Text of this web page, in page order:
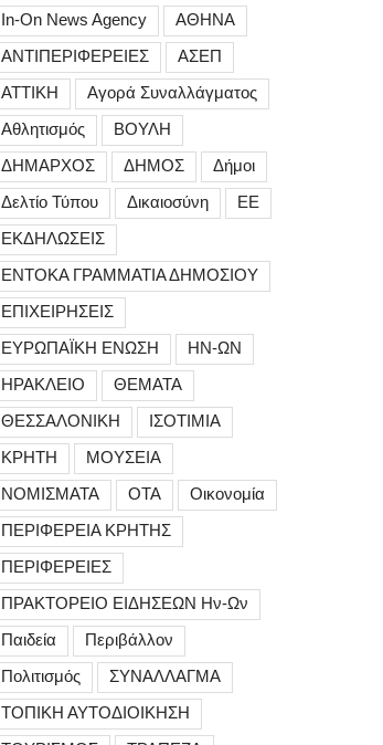
In-On News Agency
ΑΘΗΝΑ
ΑΝΤΙΠΕΡΙΦΕΡΕΙΕΣ
ΑΣΕΠ
ΑΤΤΙΚΗ
Αγορά Συναλλάγματος
Αθλητισμός
ΒΟΥΛΗ
ΔΗΜΑΡΧΟΣ
ΔΗΜΟΣ
Δήμοι
Δελτίο Τύπου
Δικαιοσύνη
ΕΕ
ΕΚΔΗΛΩΣΕΙΣ
ΕΝΤΟΚΑ ΓΡΑΜΜΑΤΙΑ ΔΗΜΟΣΙΟΥ
ΕΠΙΧΕΙΡΗΣΕΙΣ
ΕΥΡΩΠΑΪΚΗ ΕΝΩΣΗ
ΗΝ-ΩΝ
ΗΡΑΚΛΕΙΟ
ΘΕΜΑΤΑ
ΘΕΣΣΑΛΟΝΙΚΗ
ΙΣΟΤΙΜΙΑ
ΚΡΗΤΗ
ΜΟΥΣΕΙΑ
ΝΟΜΙΣΜΑΤΑ
ΟΤΑ
Οικονομία
ΠΕΡΙΦΕΡΕΙΑ ΚΡΗΤΗΣ
ΠΕΡΙΦΕΡΕΙΕΣ
ΠΡΑΚΤΟΡΕΙΟ ΕΙΔΗΣΕΩΝ Ην-Ων
Παιδεία
Περιβάλλον
Πολιτισμός
ΣΥΝΑΛΛΑΓΜΑ
ΤΟΠΙΚΗ ΑΥΤΟΔΙΟΙΚΗΣΗ